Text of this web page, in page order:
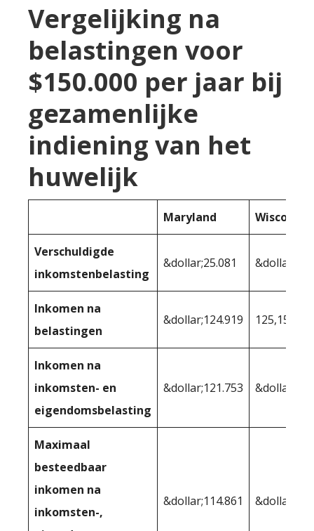
Vergelijking na
belastingen voor
$150.000 per jaar bij
gezamenlijke
indiening van het
huwelijk
Maryland Wisconsin
Verschuldigde
inkomstenbelasting
&dollar;25.081
Inkomen na
belastingen
&dollar;124.919 125,155
Inkomen na
inkomsten- en
eigendomsbelasting
&dollar;121.753
Maximaal
besteedbaar
inkomen na
inkomsten-,
&dollar;114.861